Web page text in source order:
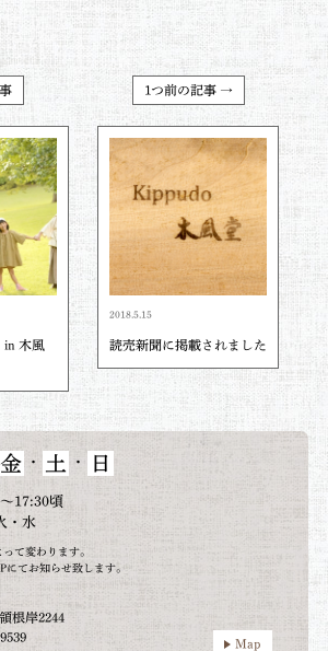
in 木風
1つ前の記事 →
2018.5.15
読売新聞に掲載されました
金 ・ 土 ・ 日
17:30頃
・水
て変わります。
にてお知らせ致します。
根岸2244
Map